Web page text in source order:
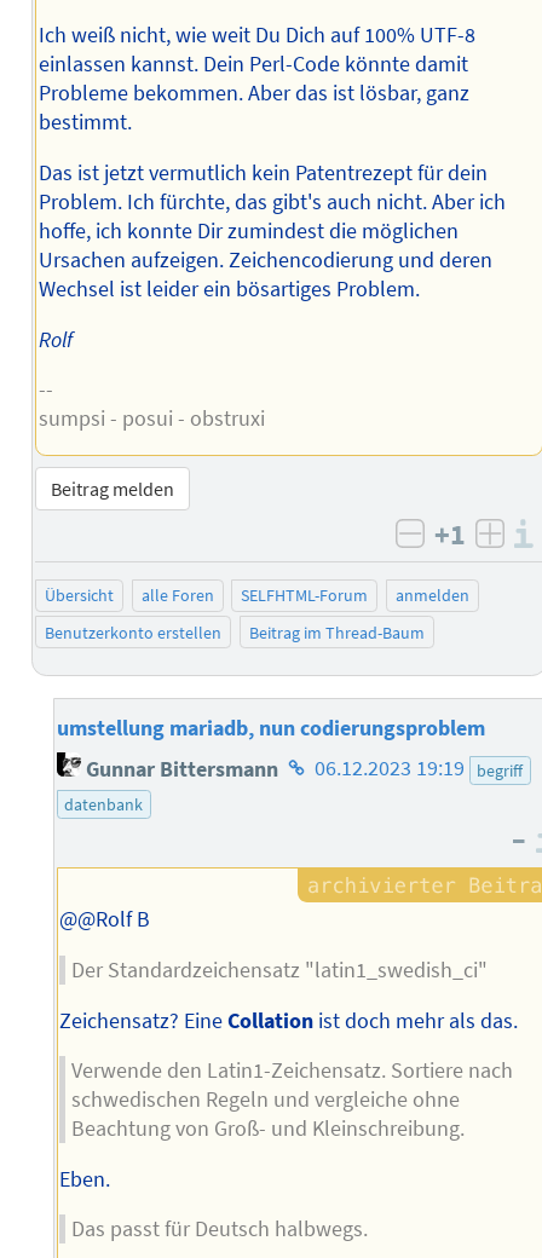
Ich weiß nicht, wie weit Du Dich auf 100% UTF-8
einlassen kannst. Dein Perl-Code könnte damit
Probleme bekommen. Aber das ist lösbar, ganz
bestimmt.
Das ist jetzt vermutlich kein Patentrezept für dein
Problem. Ich fürchte, das gibt's auch nicht. Aber ich
hoffe, ich konnte Dir zumindest die möglichen
Ursachen aufzeigen. Zeichencodierung und deren
Wechsel ist leider ein bösartiges Problem.
Rolf
--
sumpsi - posui - obstruxi
Beitrag melden
negativ
+1
Übersicht alle Foren SELFHTML-Forum
anmelden
Benutzerkonto erstellen
Beitrag im Thread-Baum
umstellung mariadb, nun codierungsproblem
Gunnar Bittersmann Homepage
06.12.2023 19:19
begriff
datenbank
–
@@Rolf B
Der Standardzeichensatz "latin1_swedish_ci"
Zeichensatz? EineCollation ist doch mehr als das.
Verwende den Latin1-Zeichensatz. Sortiere nach
schwedischen Regeln und vergleiche ohne
Beachtung von Groß- und Kleinschreibung.
Eben.
Das passt für Deutsch halbwegs.